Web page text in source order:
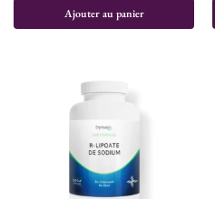
Ajouter au panier